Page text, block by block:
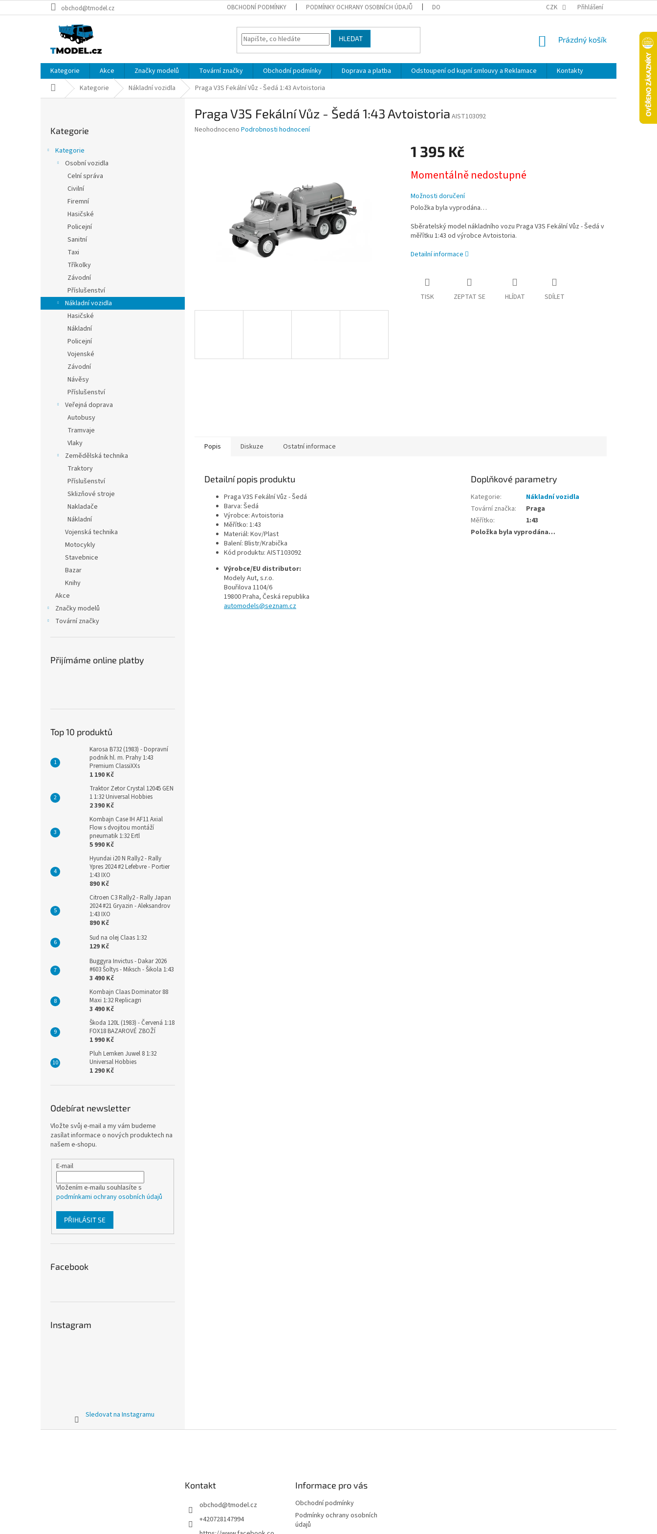
na
obchod@tmodel.cz OBCHODNÍ PODMÍNKY PODMÍNKY OCHRANY OSOBNÍCH ÚDAJŮ DOPRAVA A PLATBA ODSTOUPENÍ OD KUPNÍ SMLOUVY A REKLAMACE
CZK Přihlášení
HLEDAT
NÁKUPNÍ
Prázdný košík
Kategorie Akce Značky modelů Tovární značky Obchodní podmínky Doprava a platba Odstoupení od kupní smlouvy a Reklamace
Kontakty
Domů Kategorie Nákladní vozidla Praga V3S Fekální Vůz - Šedá 1:43 Avtoistoria
kategorie
Kategorie
Kategorie
Osobní vozidla
Celní správa
Civilní
Firemní
Hasičské
Policejní
Sanitní
Taxi
Tříkolky
Závodní
Příslušenství
Nákladní vozidla
Hasičské
Nákladní
Policejní
Vojenské
Závodní
Návěsy
Příslušenství
Veřejná doprava
Autobusy
Tramvaje
Vlaky
Zemědělská technika
Traktory
Příslušenství
Sklizňové stroje
Nakladače
Nákladní
Vojenská technika
Motocykly
Stavebnice
Bazar
Knihy
Akce
Značky modelů
Tovární značky
Přijímáme online platby
Top 10 produktů
Karosa B732 (1983) - Dopravní
podnik hl. m. Prahy 1:43
Premium ClassiXXs
1 190 Kč
Traktor Zetor Crystal 12045 GEN
1 1:32 Universal Hobbies
2 390 Kč
Kombajn Case IH AF11 Axial
Flow s dvojitou montáží
pneumatik 1:32 Ertl
5 990 Kč
Hyundai i20 N Rally2 - Rally
Ypres 2024 #2 Lefebvre - Portier
1:43 IXO
890 Kč
Citroen C3 Rally2 - Rally Japan
2024 #21 Gryazin - Aleksandrov
1:43 IXO
890 Kč
Sud na olej Claas 1:32
129 Kč
Buggyra Invictus - Dakar 2026
#603 Šoltys - Miksch - Šikola 1:43
3 490 Kč
Kombajn Claas Dominator 88
Maxi 1:32 Replicagri
3 490 Kč
Škoda 120L (1983) - Červená 1:18
FOX18 BAZAROVÉ ZBOŽÍ
1 990 Kč
Pluh Lemken Juwel 8 1:32
Universal Hobbies
1 290 Kč
Odebírat newsletter
Vložte svůj e-mail a my vám budeme
zasílat informace o nových produktech na
našem e-shopu.
E-mail
Vložením e-mailu souhlasíte s
podmínkami ochrany osobních údajů
PŘIHLÁSIT SE
Facebook
Instagram
Sledovat na Instagramu
Praga V3S Fekální Vůz - Šedá 1:43 Avtoistoria AIST103092
Průměrné
Neohodnoceno Podrobnosti hodnocení
1 395 Kč
cena:
Momentálně nedostupné
Možnosti doručení
Položka byla vyprodána…
Sběratelský model nákladního vozu Praga V3S Fekální Vůz - Šedá v
měřítku 1:43 od výrobce Avtoistoria.
Detailní informace
TISK ZEPTAT SE HLÍDAT SDÍLET
Popis Diskuze Ostatní informace
Detailní popis produktu
Praga V3S Fekální Vůz - Šedá
Barva: Šedá
Výrobce: Avtoistoria
Měřítko: 1:43
Materiál: Kov/Plast
Balení: Blistr/Krabička
Kód produktu: AIST103092
Výrobce/EU distributor:
Modely Aut, s.r.o.
Bouřilova 1104/6
19800 Praha, Česká republika
automodels@seznam.cz
Doplňkové parametry
Kategorie:
Nákladní vozidla
Tovární značka:
Praga
Měřítko:
1:43
Položka byla vyprodána…
Kontakt
obchod@tmodel.cz
+420728147994
Informace pro vás
Obchodní podmínky
Podmínky ochrany osobních
údajů